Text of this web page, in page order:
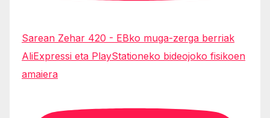
Sarean Zehar 420 - EBko muga-zerga berriak
AliExpressi eta PlayStationeko bideojoko fisikoen
amaiera